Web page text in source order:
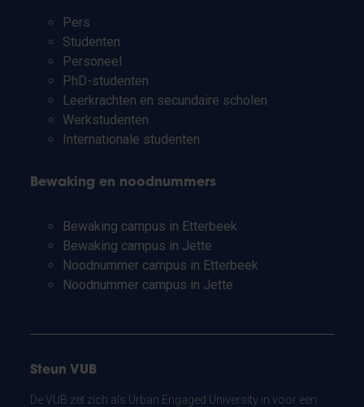
Pers
Studenten
Personeel
PhD-studenten
Leerkrachten en secundaire scholen
Werkstudenten
Internationale studenten
Bewaking en noodnummers
Bewaking campus in Etterbeek
Bewaking campus in Jette
Noodnummer campus in Etterbeek
Noodnummer campus in Jette
Steun VUB
De VUB zet zich als Urban Engaged University in voor een